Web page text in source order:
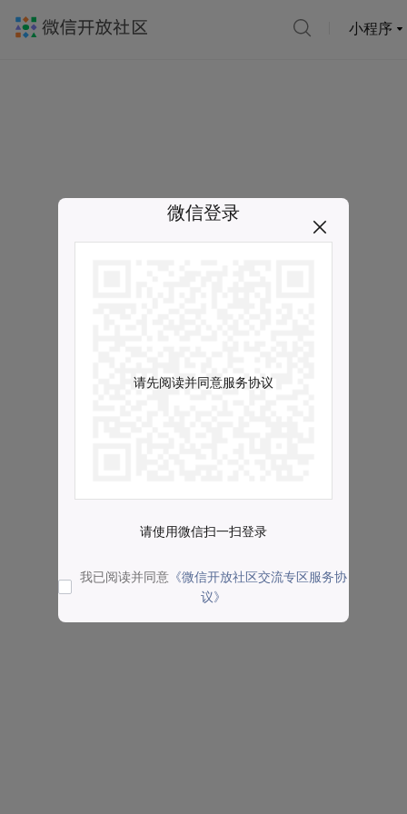
小程序
微信登录
请先阅读并同意服务协议
请使用微信扫一扫登录
我已阅读并同意 《微信开放社区交流专区服务协
议》